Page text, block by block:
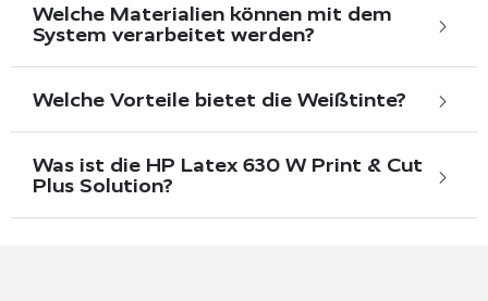
Welche Materialien können mit dem
System verarbeitet werden?
Welche Vorteile bietet die Weißtinte?
Was ist die HP Latex 630 W Print & Cut
Plus Solution?